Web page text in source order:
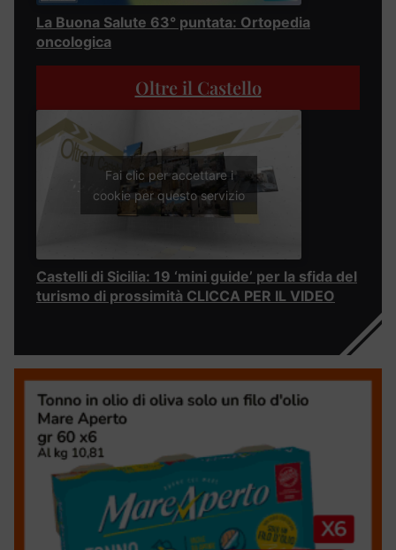
La Buona Salute 63° puntata: Ortopedia
oncologica
Oltre il Castello
Fai clic per accettare i
cookie per questo servizio
Castelli di Sicilia: 19 ‘mini guide’ per la sfida del
turismo di prossimità CLICCA PER IL VIDEO